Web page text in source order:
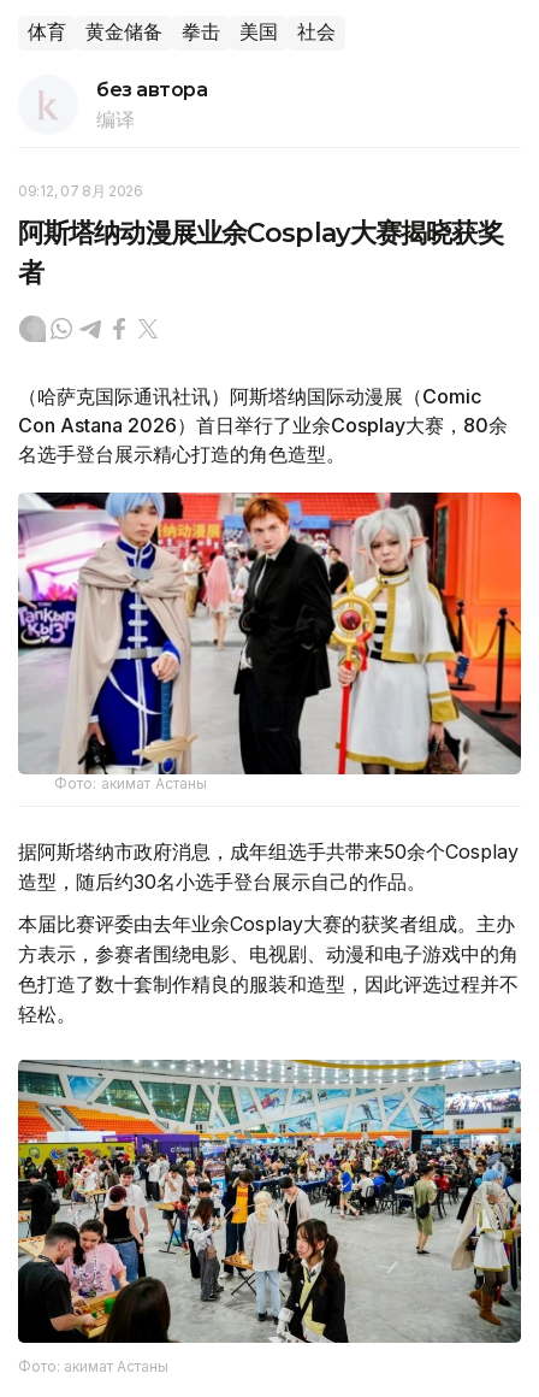
体育 黄金储备 拳击 美国 社会
без автора
编译
09:12, 07 8月 2026
阿斯塔纳动漫展业余Cosplay大赛揭晓获奖
者
（哈萨克国际通讯社讯）阿斯塔纳国际动漫展（Comic
Con Astana 2026）首日举行了业余Cosplay大赛，80余
名选手登台展示精心打造的角色造型。
Фото: акимат Астаны
据阿斯塔纳市政府消息，成年组选手共带来50余个Cosplay
造型，随后约30名小选手登台展示自己的作品。
本届比赛评委由去年业余Cosplay大赛的获奖者组成。主办
方表示，参赛者围绕电影、电视剧、动漫和电子游戏中的角
色打造了数十套制作精良的服装和造型，因此评选过程并不
轻松。
Фото: акимат Астаны